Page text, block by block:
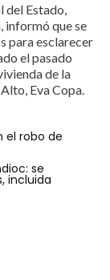
del Estado,
informó que se
para esclarecer
el pasado
de la
Eva Copa.
el robo de
se
incluida